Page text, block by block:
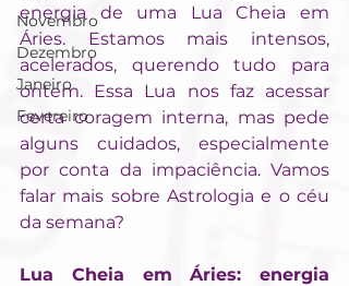
Novembro
Dezembro
Janeiro
Fevereiro
energia de uma Lua Cheia em
Áries. Estamos mais intensos,
acelerados, querendo tudo para
ontem. Essa Lua nos faz acessar
certa coragem interna, mas pede
alguns cuidados, especialmente
por conta da impaciência. Vamos
falar mais sobre Astrologia e o céu
da semana?
Lua Cheia em Áries: energia